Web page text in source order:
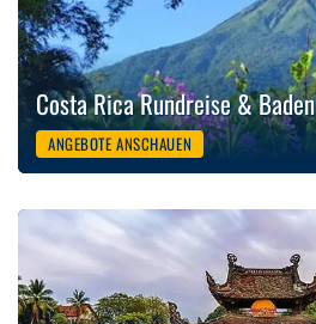
Costa Rica Rundreise & Baden
ANGEBOTE ANSCHAUEN